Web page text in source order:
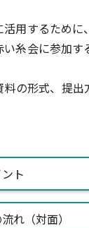
用するため
糸会に参加
の形式、提出
ト
れ（対面）